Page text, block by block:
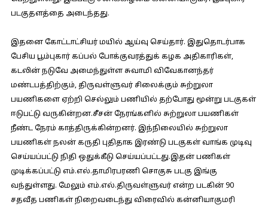
படகுதளத்தை அடைந்தது.
இதனை கோட்டாட்சியர் மயில் ஆய்வு செய்தார். இதுதொடர்பாக
பேசிய பூம்புகார் கப்பல் போக்குவரத்துக் கழக அதிகாரிகள்,
கடலின் நடுவே அமைந்துள்ள சுவாமி விவேகானந்தர்
மண்டபத்திற்கும், திருவள்ளுவர் சிலைக்கும் சுற்றுலா
பயணிகளை ஏற்றி செல்லும் பணியில் தற்போது மூன்று படகுகள்
ஈடுபட்டு வருகின்றன.சீசன் நேரங்களில் சுற்றுலா பயணிகள்
நீண்ட நேரம் காத்திருக்கின்றனர். இந்நிலையில் சுற்றுலா
பயணிகள் நலன் கருதி புதிதாக இரண்டு படகுகள் வாங்க முடிவு
செய்யப்பட்டு நிதி ஒதுக்கீடு செய்யப்பட்டது.இதன் பணிகள்
முடிக்கப்பட்டு எம்.எல்.தாமிரபரணி சொகுசு படகு இங்கு
வந்துள்ளது. மேலும் எம்.எல்.திருவள்ளுவர் என்ற படகின் 90
சதவீத பணிகள் நிறைவடைந்து விரைவில் கன்னியாகுமரி